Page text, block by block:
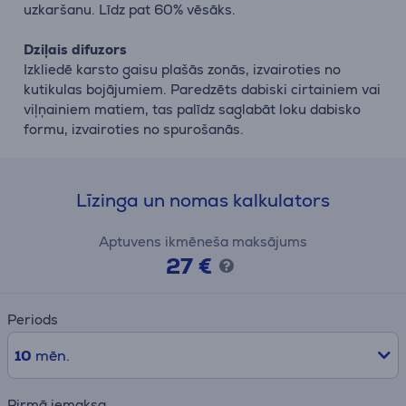
uzkaršanu. Līdz pat 60% vēsāks.
Dziļais difuzors
Izkliedē karsto gaisu plašās zonās, izvairoties no
kutikulas bojājumiem. Paredzēts dabiski cirtainiem vai
viļņainiem matiem, tas palīdz saglabāt loku dabisko
formu, izvairoties no spurošanās.
Līzinga un nomas kalkulators
Aptuvens ikmēneša maksājums
27 €
Periods
10 mēn.